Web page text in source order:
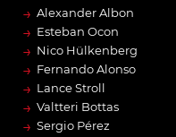
→ Alexander Albon
→ Esteban Ocon
→ Nico Hülkenberg
→ Fernando Alonso
→ Lance Stroll
→ Valtteri Bottas
→ Sergio Pérez